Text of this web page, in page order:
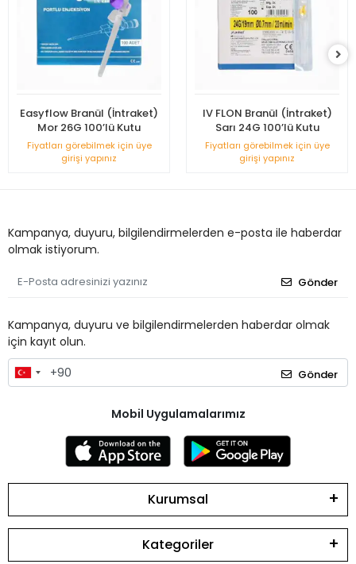
Easyflow Branül (İntraket)
Mor 26G 100’lü Kutu
Fiyatları görebilmek için üye
girişi yapınız
IV FLON Branül (İntraket)
Sarı 24G 100’lü Kutu
Fiyatları görebilmek için üye
girişi yapınız
Kampanya, duyuru, bilgilendirmelerden e-posta ile haberdar
olmak istiyorum.
Gönder
Kampanya, duyuru ve bilgilendirmelerden haberdar olmak
için kayıt olun.
Gönder
Mobil Uygulamalarımız
Kurumsal
Kategoriler